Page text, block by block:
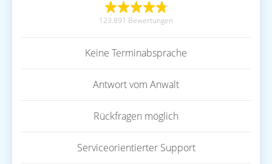
123.891 Bewertungen
Keine Terminabsprache
Antwort vom Anwalt
Rückfragen möglich
Serviceorientierter Support